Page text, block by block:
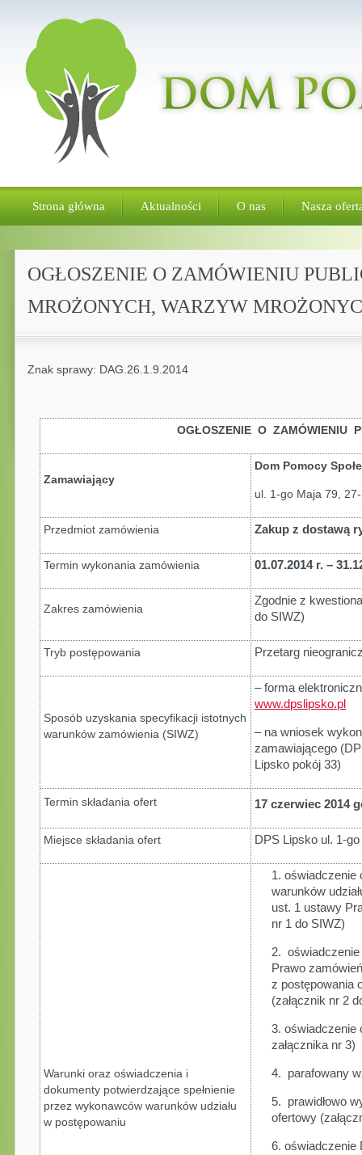
Strona główna Aktualności O nas Nasza
OGŁOSZENIE O ZAMÓWIENIU
MROŻONYCH, WARZYW
Znak sprawy: DAG.26.1.9.2014
OGŁOSZENIE O ZAMÓWIENIU
Zamawiający
Dom Pomocy
ul. 1-go Maja 79,
Przedmiot zamówienia Zakup z dostawą
Termin wykonania zamówienia 01.07.2014 r. –
Zakres zamówienia
Zgodnie z
do SIWZ)
Tryb postępowania Przetarg
Sposób uzyskania specyfikacji istotnych
warunków zamówienia (SIWZ)
– forma
www.dpslipsko.pl
– na wniosek
zamawiającego
Lipsko pokój 33)
Termin składania ofert 17 czerwiec 2014
Miejsce składania ofert DPS Lipsko ul. 1-
Warunki oraz oświadczenia i
dokumenty potwierdzające spełnienie
przez wykonawców warunków udziału
w postępowaniu
1. oświadczenie
warunków
ust. 1 ustawy
nr 1 do SIWZ)
2.
Prawo
z postępowania
(załącznik nr 2
3. oświadczenie
załącznika nr 3)
4. parafowany
5. prawidłowo
ofertowy
6. oświadczenie